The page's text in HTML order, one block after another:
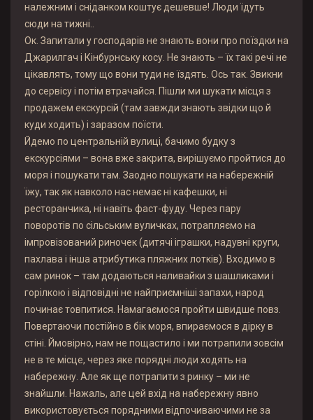
належним і сніданком коштує дешевше! Люди їдуть
сюди на тижні..
Ок. Запитали у господарів не знають вони про поїздки на
Джарилгач і Кінбурнську косу. Не знають – їх такі речі не
цікавлять, тому що вони туди не їздять. Ось так. Звикни
до сервісу і потім втрачайся. Пішли ми шукати місця з
продажем екскурсій (там завжди знають звідки що й
куди ходить) і заразом поїсти.
Йдемо по центральній вулиці, бачимо будку з
екскурсіями – вона вже закрита, вирішуємо пройтися до
моря і пошукати там. Заодно пошукати на набережній
їжу, так як навколо нас немає ні кафешки, ні
ресторанчика, ні навіть фаст-фуду. Через пару
поворотів по сільським вуличках, потрапляємо на
імпровізований риночек (дитячі іграшки, надувні круги,
пахлава і інша атрибутика пляжних лотків). Входимо в
сам ринок – там додаються наливайки з шашликами і
горілкою і відповідні не найприємніші запахи, народ
починає товпитися. Намагаємося пройти швидше повз.
Повертаючи постійно в бік моря, впираємося в дірку в
стіні. Ймовірно, нам не пощастило і ми потрапили зовсім
не в те місце, через яке порядні люди ходять на
набережну. Але як ще потрапити з ринку – ми не
знайшли. Нажаль, але цей вхід на набережну явно
використовується порядними відпочиваючими не за